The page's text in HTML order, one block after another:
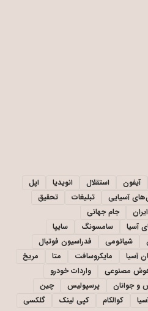
آیفون استقلال انویدیا
اپل
آسیایی تبلیغات
تحقیق
جام جهانی
آسیا سامسونگ
سایپا
شیائومی
فدراسیون فوتبال
آسیا مایکروسافت متا
مریخ
مصنوعی
واردات خودرو
و جوانان پرسپولیس
چین
کوالکام کپی لینک
گلکسی